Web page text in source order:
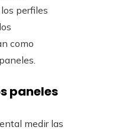
perfiles
como
paneles
medir las